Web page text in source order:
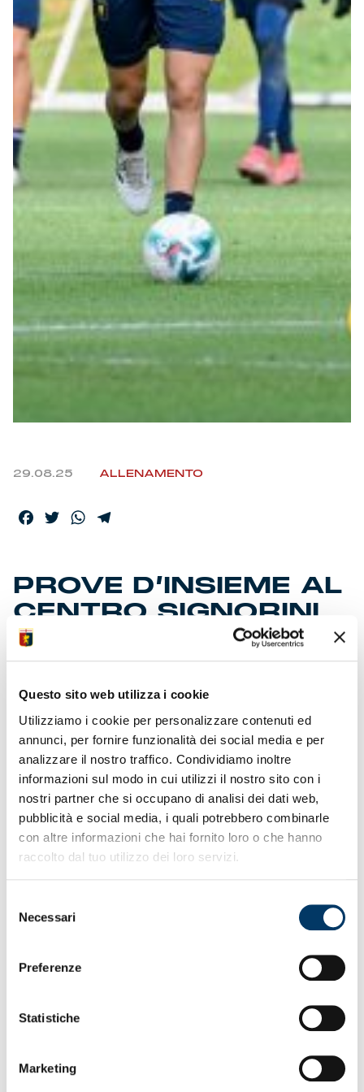
Questo sito web utilizza i cookie
Utilizziamo i cookie per personalizzare contenuti ed
annunci, per fornire funzionalità dei social media e per
analizzare il nostro traffico. Condividiamo inoltre
informazioni sul modo in cui utilizzi il nostro sito con i
nostri partner che si occupano di analisi dei dati web,
pubblicità e social media, i quali potrebbero combinarle
con altre informazioni che hai fornito loro o che hanno
raccolto dal tuo utilizzo dei loro servizi.
delNecessari
Preferenze
Statistiche
Marketing
Summer Sale
Mare
Accessori
Party
Outlet
Isolani x Genoa
29.08.25 ALLENAMENTO
Facebook
TwitterWhatsApp
PROVE D’INSIEME AL
CENTRO SIGNORINI
tattici
• Vigilia a Multedo per calibrare soluzioni e ottimizzare
quadro
• In corso valutazioni conclusive condizioni di tutto il
gruppo
Fini e Venturino convocati in Nazionale italiana Under
21
• Grifone ancora imbattuto in questa parte iniziale
stagione
• Arbitra internazionale Chiffi la seconda gara di
campionato
• Presenze istituzionali a Marassi domenica in Tribuna
play
• Ultime disponibilità di biglietti per settori Tribuna e
• Sportello accrediti stadio in servizio domenica dalle
libera
• U.20: Milan-Genoa domenica terza giornata Primavera